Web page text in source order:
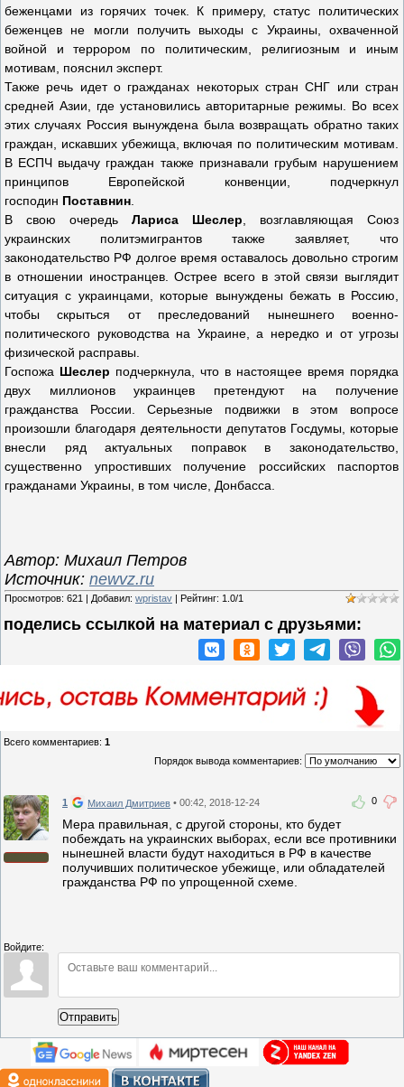
беженцами из горячих точек. К примеру, статус политических
беженцев не могли получить выходы с Украины, охваченной
войной и террором по политическим, религиозным и иным
мотивам, пояснил эксперт.
Также речь идет о гражданах некоторых стран СНГ или стран
средней Азии, где установились авторитарные режимы. Во всех
этих случаях Россия вынуждена была возвращать обратно таких
граждан, искавших убежища, включая по политическим мотивам.
В ЕСПЧ выдачу граждан также признавали грубым нарушением
принципов Европейской конвенции, подчеркнул
господин Поставнин
В свою очередь Лариса Шеслер , возглавляющая Союз
украинских политэмигрантов также заявляет, что
законодательство РФ долгое время оставалось довольно строгим
в отношении иностранцев. Острее всего в этой связи выглядит
ситуация с украинцами, которые вынуждены бежать в Россию,
чтобы скрыться от преследований нынешнего военно-
политического руководства на Украине, а нередко и от угрозы
физической расправы.
Госпожа Шеслер подчеркнула, что в настоящее время порядка
двух миллионов украинцев претендуют на получение
гражданства России. Серьезные подвижки в этом вопросе
произошли благодаря деятельности депутатов Госдумы, которые
внесли ряд актуальных поправок в законодательство,
существенно упростивших получение российских паспортов
гражданами Украины, в том числе, Донбасса.
Автор: Михаил Петров
Источник: newvz.ru
Просмотров: 621 | Добавил: wpristav | Рейтинг: 1.0/1
поделись ссылкой на материал c друзьями:
Всего комментариев: 1
Порядок вывода комментариев:
0
1 Михаил Дмитриев • 00:42, 2018-12-24
Мера правильная, с другой стороны, кто будет
побеждать на украинских выборах, если все противники
нынешней власти будут находиться в РФ в качестве
получивших политическое убежище, или обладателей
гражданства РФ по упрощенной схеме.
Войдите:
Отправить